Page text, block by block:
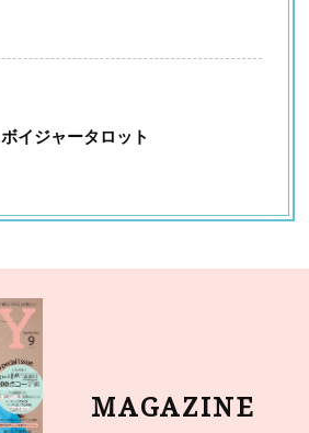
ボイジャータロット
MAGAZINE